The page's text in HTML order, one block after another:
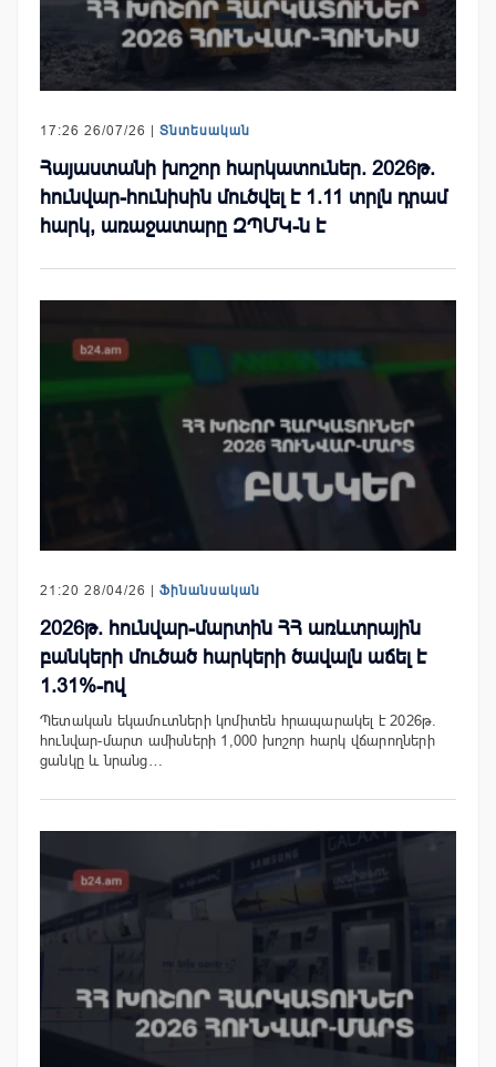
17:26 26/07/26 | Տնտեսական
Հայաստանի խոշոր հարկատուներ. 2026թ.
հունվար-հունիսին մուծվել է 1.11 տրլն դրամ
հարկ, առաջատարը ԶՊՄԿ-ն է
21:20 28/04/26 | Ֆինանսական
2026թ. հունվար-մարտին ՀՀ առևտրային
բանկերի մուծած հարկերի ծավալն աճել է
1.31%-ով
Պետական եկամուտների կոմիտեն հրապարակել է 2026թ.
հունվար-մարտ ամիսների 1,000 խոշոր հարկ վճարողների
ցանկը և նրանց…